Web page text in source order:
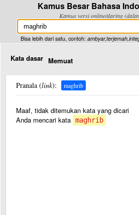
Kamus Besar Bahasa
Kamus versi online/daring
Bisa lebih dari satu, contoh:
Kata dasar Memuat
Pranala (link): maghrib
Maaf, tidak ditemukan kata yang dicari
Anda mencari kata maghrib